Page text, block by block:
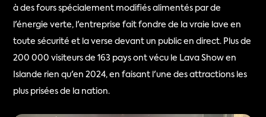
à des fours spécialement modifiés alimentés par de
l'énergie verte, l'entreprise fait fondre de la vraie lave en
toute sécurité et la verse devant un public en direct. Plus de
200 000 visiteurs de 163 pays ont vécu le Lava Show en
Islande rien qu'en 2024, en faisant l'une des attractions les
plus prisées de la nation.